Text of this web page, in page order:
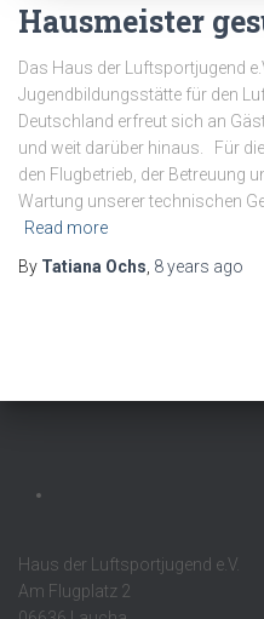
Hausmeister
Das Haus der Luftsportjugend
Jugendbildungsstätte für den
Deutschland erfreut sich an
und weit darüber hinaus. Für
den Flugbetrieb, der Betreuung
Wartung unserer technischen
Read more
By Tatiana Ochs, 8 years ago
Haus der Luftsportjugend e.V.
Am Flugplatz 2